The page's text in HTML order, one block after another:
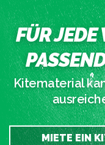
FÜR JEDE
Kitematerial
MIETE EIN